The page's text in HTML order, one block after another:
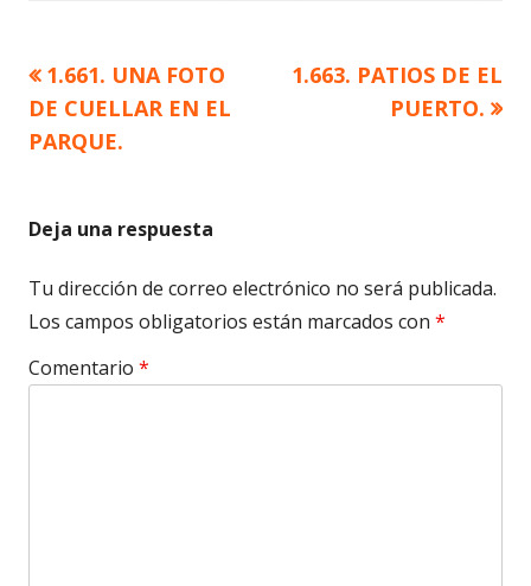
Navegación
de
Artículo
anterior
1.661. UNA FOTO
DE CUELLAR EN EL
PARQUE.
Artículo
1.663. PATIOS DE EL
PUERTO.
Deja una respuesta
Tu dirección de correo electrónico no será publicada.
Los campos obligatorios están marcados con *
Comentario *